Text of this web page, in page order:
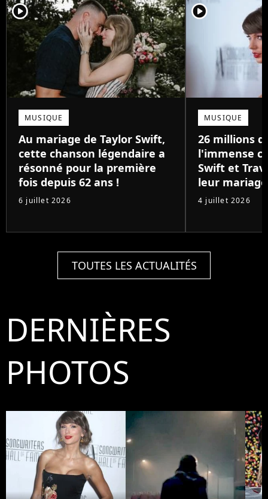
player2
MUSIQUE
Au mariage de Taylor Swift,
cette chanson légendaire a
résonné pour la première
fois depuis 62 ans !
6 juillet 2026
player2
MUSIQUE
26 millions
l'immense
Swift et
leur mariage
4 juillet 2026
TOUTES LES ACTUALITÉS
DERNIÈRES
PHOTOS